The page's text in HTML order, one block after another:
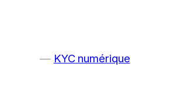
KYC numérique